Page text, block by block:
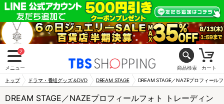
2
メニュー 商品検索 カート
トップ ドラマ・番組グッズ＆DVD DREAM STAGE DREAM STAGE／NAZEプロフィール
DREAM STAGE／NAZEプロフィールフォト トレーディン